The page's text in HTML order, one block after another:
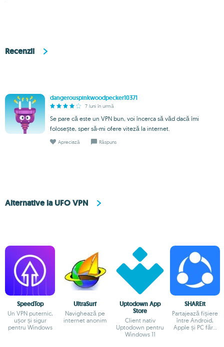
Recenzii
dangerouspinkwoodpecker10371
7 luni în urmă
Se pare că este un VPN bun, voi încerca să văd dacă îmi
folosește, sper să-mi ofere viteză la internet.
Apreciază Răspuns
Alternative la UFO VPN
SpeedTop
Un VPN puternic,
ușor și sigur
pentru Windows
UltraSurf
Navighează pe
internet anonim
Uptodown App
Store
Client nativ
Uptodown pentru
Windows 11
SHAREit
Partajează fișiere
între Android,
Apple și PC fără